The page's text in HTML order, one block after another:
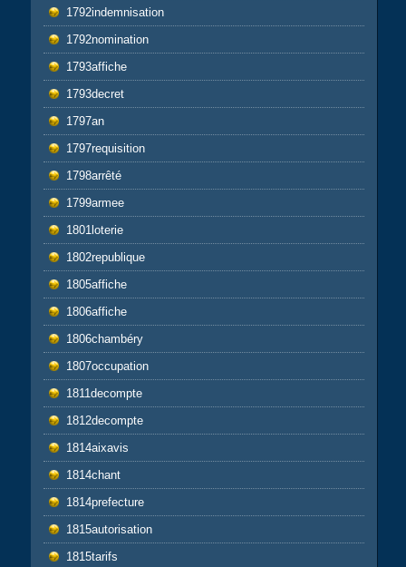
1792indemnisation
1792nomination
1793affiche
1793decret
1797an
1797requisition
1798arrêté
1799armee
1801loterie
1802republique
1805affiche
1806affiche
1806chambéry
1807occupation
1811decompte
1812decompte
1814aixavis
1814chant
1814prefecture
1815autorisation
1815tarifs